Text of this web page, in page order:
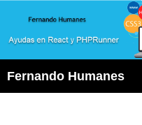
Fernando Humanes